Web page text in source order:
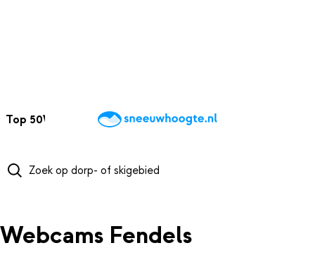
Top 50Webcams WintersportweerKaarten
Webcams Fendels